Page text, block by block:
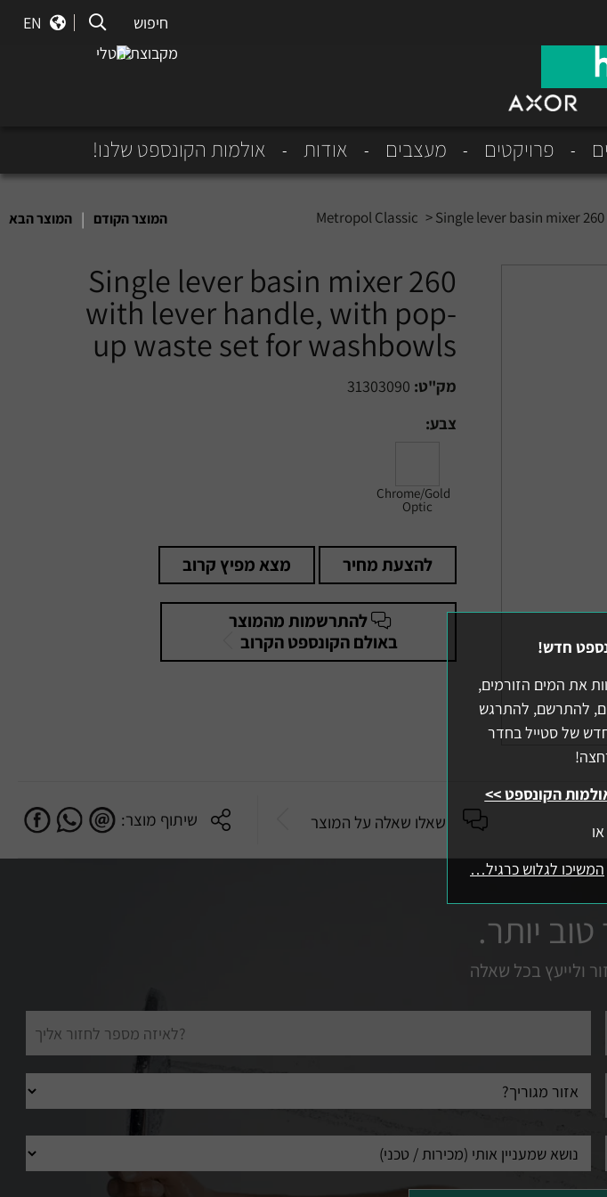
חיפוש
EN
מקבוצת נוטלי
פרויקטים מעצבים אודות אולמות הקונספט שלנו!
Metropol Classic >Single lever basin mixer המוצר הקודם | המוצר הבא
Single lever basin mixer 260
with lever handle, with pop-
up waste set for washbowls
מק"ט: 31303090
צבע:
Chrome/Gold
Optic
להצעת מחיר מצא מפיץ קרוב
להתרשמות מהמוצר
באולם הקונספט הקרוב
שאלו שאלה על המוצר שיתוף מוצר:
טוב יותר.
ולייעץ בכל שאלה
עיר
מגורים
חדש!
את המים הזורמים,
להתרשם, להתרגש
של סטייל בחדר
הקונספט >>
או
המשיכו לגלוש כרגיל…